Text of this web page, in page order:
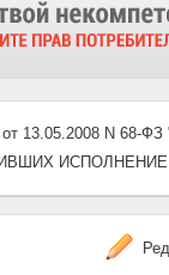
13.05.2008 N